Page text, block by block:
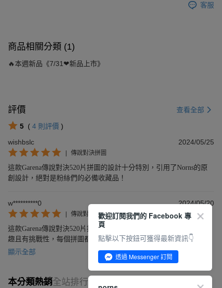
客服
商品相關分類 (1)
🔥本週新品《7/31❤新品上市》
評價 查看全部
5 ( 4 則評價 )
wishbslc
2024/05/25
傳說對決拼圖
這款Garena傳說對決520片拼圖的設計十分特別，引用了Norns的原
創設計，絕對是粉絲們的必備收藏品！
w**********0 2024/05/20
傳說對決拼圖
這款Garena傳說對決520片拼圖，由Norns原創設計，拼起來非常有
趣且有挑戰性，每個拼圖都是精緻的繪畫，讓我愛不釋手。強烈推
薦這項商品給所有的拼圖愛好者！
顯示全部
本分類熱銷全站排行
歡迎訂閱我們的 Facebook 專
頁
點擊以下按鈕可獲得最新資訊👇
透過 Messenger 訂閱